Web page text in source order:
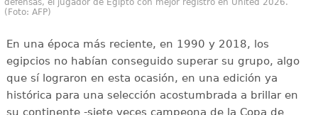
(Foto: AFP)
En una época más reciente, en 1990 y 2018, los
egipcios no habían conseguido superar su grupo, algo
que sí lograron en esta ocasión, en una edición ya
histórica para una selección acostumbrada a brillar en
su continente -siete veces campeona de la Copa de